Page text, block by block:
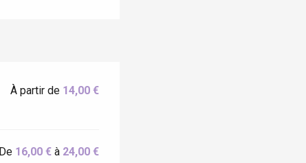
À partir de 14,00 €
De 16,00 € à 24,00 €